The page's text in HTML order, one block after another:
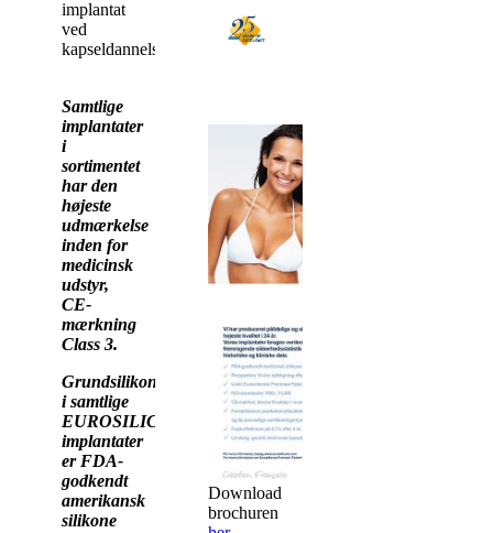
implantat
ved
kapseldannelse.
Samtlige
implantater
i
sortimentet
har den
højeste
udmærkelse
inden for
medicinsk
udstyr,
CE-
mærkning
Class 3.
Grundsilikonen
i samtlige
EUROSILICONE
implantater
er FDA-
godkendt
amerikansk
silikone
Download
brochuren